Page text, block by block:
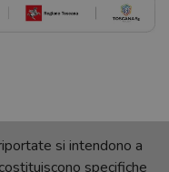
si intendono a
specifiche